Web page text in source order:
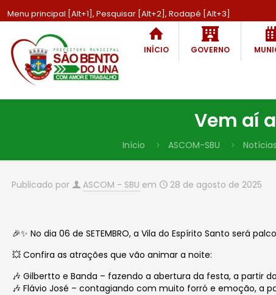
Menu principal [Alt+1], Pesquisar [Alt+2], Rodapé [Alt+3]
INÍCIO GOVERNO
Vem aí a
Início ASCOM-SBU Notícias
Publicado por ASCOM - SBU em 28 de agosto de 2025
🎉✨ No dia 06 de SETEMBRO, a Vila do Espírito Santo será
💥 Confira as atrações que vão animar a noite:
🎶 Gilbertto e Banda – fazendo a abertura da festa, a partir
🎶 Flávio José – contagiando com muito forró e emoção, a